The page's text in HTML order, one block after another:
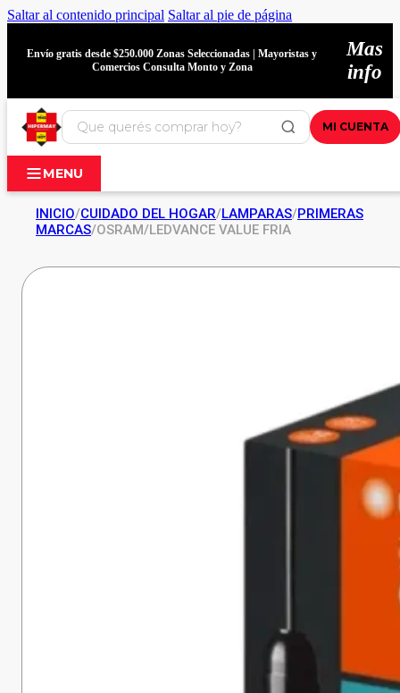
Saltar al contenido principal Saltar al pie de página
Envío gratis desde $250.000 Zonas Seleccionadas | Mayoristas y
Comercios Consulta Monto y Zona
Mas
info
MI CUENTA
MENU
INICIO/CUIDADO DEL HOGAR/LAMPARAS/PRIMERAS
MARCAS/OSRAM/LEDVANCE VALUE FRIA